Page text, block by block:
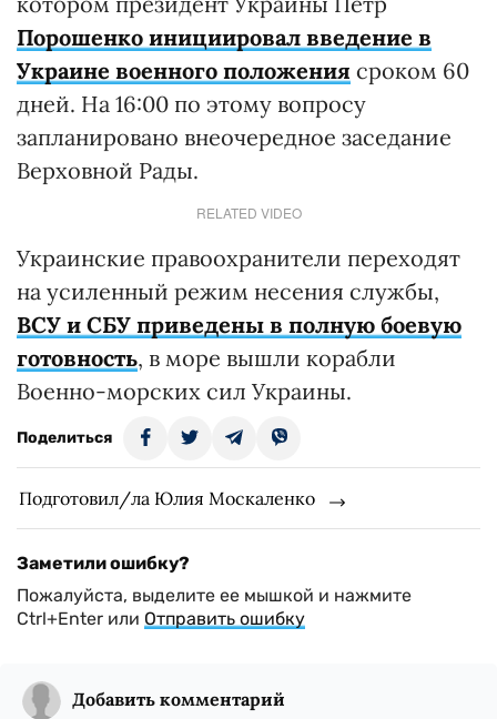
Порошенко инициировал введение в
Украине военного положения сроком 60
дней. На 16:00 по этому вопросу
запланировано внеочередное заседание
Верховной Рады.
RELATED VIDEO
Украинские правоохранители переходят
на усиленный режим несения службы,
ВСУ и СБУ приведены в полную боевую
готовность, в море вышли корабли
Военно-морских сил Украины.
Поделиться
Подготовил/ла Юлия Москаленко
Заметили ошибку?
Пожалуйста, выделите ее мышкой и нажмите
Ctrl+Enter или Отправить ошибку
Добавить комментарий